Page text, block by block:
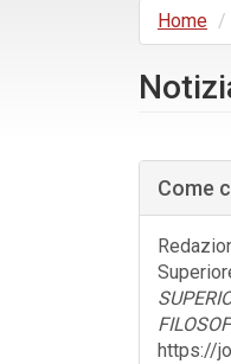
Home
Come
https://